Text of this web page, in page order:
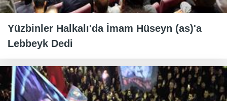
Yüzbinler Halkalı'da İmam Hüseyn (as)'a
Lebbeyk Dedi